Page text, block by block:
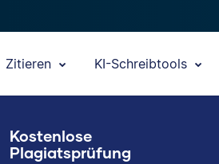
Zitieren KI-Schreibtools
Kostenlose
Plagiatsprüfung